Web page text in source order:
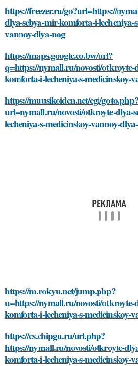
https://freezer.ru/go?url=https://
dlya-sebya-mir-komforta-i-lecheniya-
vannoy-dlya-nog
https://maps.google.co.bw/url?
q=https://nymall.ru/novosti/otkroyte-
komforta-i-lecheniya-s-medicinskoy-
https://muusikoiden.net/cgi/goto.php?
url=nymall.ru/novosti/otkroyte-dlya-
lecheniya-s-medicinskoy-vannoy-
https://m.rokyu.net/jump.php?
u=https://nymall.ru/novosti/otkroyte-
komforta-i-lecheniya-s-medicinskoy-
https://cs.chipgu.ru/url.php?
https://nymall.ru/novosti/otkroyte-
komforta-i-lecheniya-s-medicinskoy-